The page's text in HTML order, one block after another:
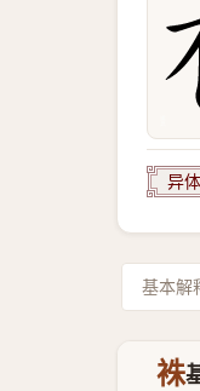
异体
基本解
袾